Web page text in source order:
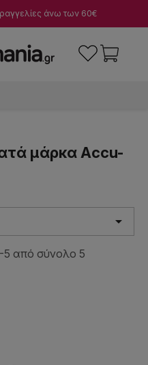
άνω των 60€
μάρκα Accu-

5 από σύνολο 5